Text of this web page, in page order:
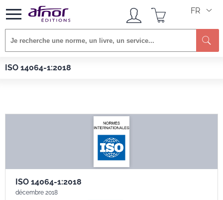
FR
ISO 14064-1:2018
Afnor EDITIONS Normes
ISO 14064-1:2018
décembre 2018